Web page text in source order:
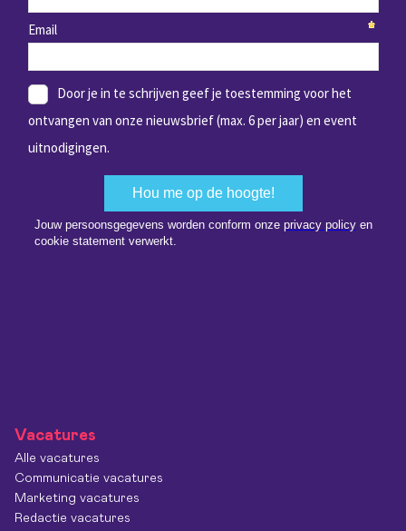
Vacatures
Alle vacatures
Communicatie vacatures
Marketing vacatures
Redactie vacatures